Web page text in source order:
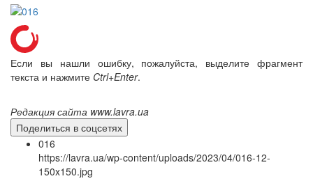
Если вы нашли ошибку, пожалуйста, выделите фрагмент
текста и нажмите Ctrl+Enter.
Редакция сайта www.lavra.ua
Поделиться в соцсетях
016
https://lavra.ua/wp-content/uploads/2023/04/016-12-
150x150.jpg